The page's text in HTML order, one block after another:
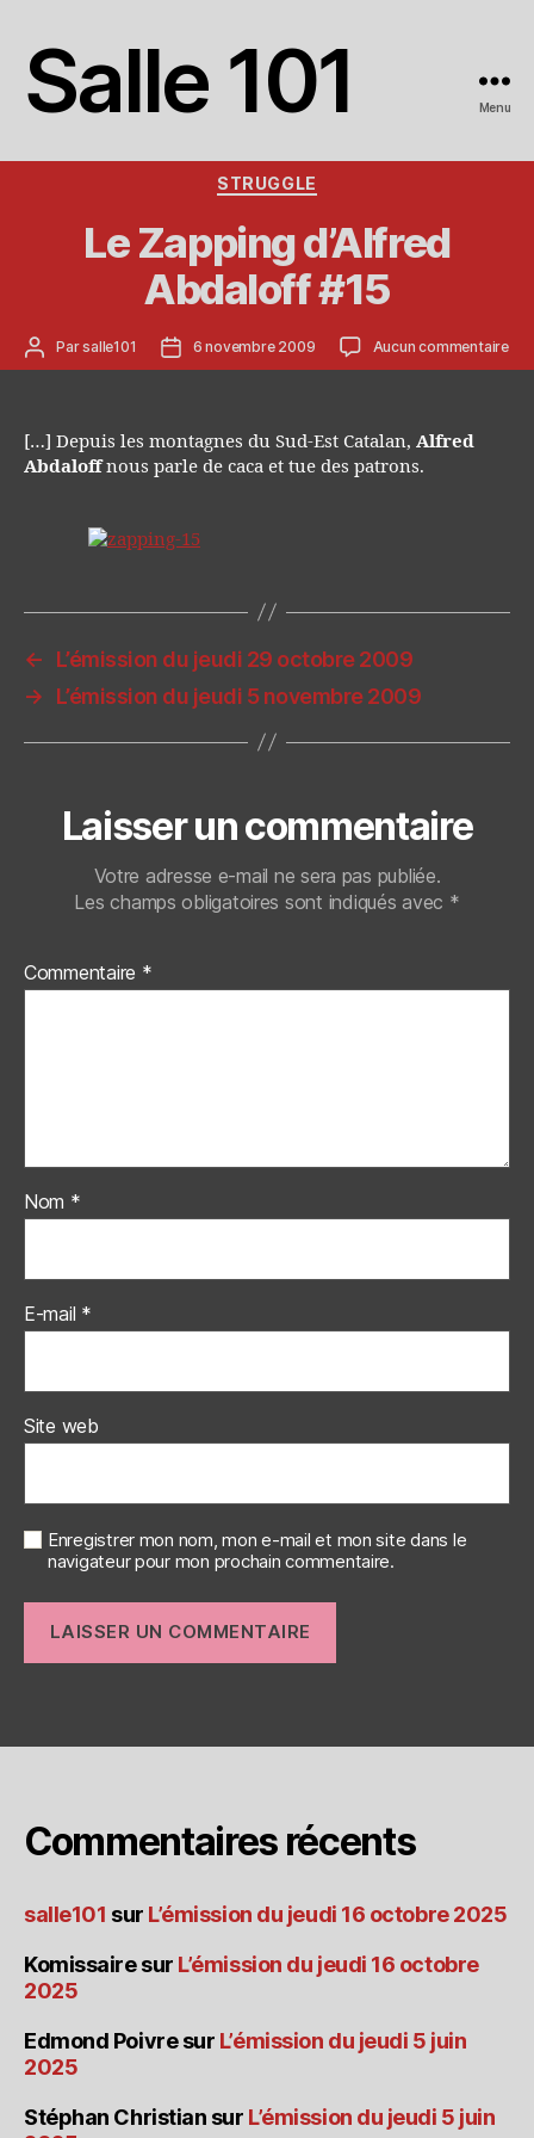
Salle 101 Menu
Catégories
STRUGGLE
Le Zapping d’Alfred
Abdaloff #15
Auteur
de
Parsalle101
Date
de
6 novembre 2009 Aucun commentairesur
Le
[…] Depuis les montagnes du Sud-Est Catalan, Alfred
Abdaloffnous parle de caca et tue des patrons.
←
L’émission du jeudi 29 octobre 2009
→
L’émission du jeudi 5 novembre 2009
Laisser un commentaire
Votre adresse e-mail ne sera pas publiée.
Les champs obligatoires sont indiqués avec *
Commentaire *
Nom *
E-mail *
Site web
Enregistrer mon nom, mon e-mail et mon site dans le
navigateur pour mon prochain commentaire.
Commentaires récents
salle101 sur L’émission du jeudi 16 octobre 2025
Komissairesur L’émission du jeudi 16 octobre
2025
Edmond Poivresur L’émission du jeudi 5 juin
2025
Stéphan Christian sur L’émission du jeudi 5 juin